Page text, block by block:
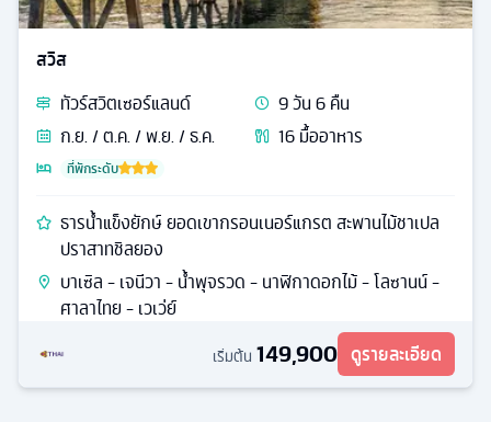
สวิส
ทัวร์สวิตเซอร์แลนด์ 9วัน6คืน
ก.ย. / ต.ค. / พ.ย. / ธ.ค.
16มื้ออาหาร
ที่พักระดับ
ธารน้ำแข็งยักษ์ ยอดเขากรอนเนอร์แกรต สะพานไม้ชาเปล
ปราสาทชิลยอง
บาเซิล - เจนีวา - น้ำพุจรวด - นาฬิกาดอกไม้ - โลซานน์ -
ศาลาไทย - เวเว่ย์
เริ่มต้น 149,900 ดูรายละเอียด